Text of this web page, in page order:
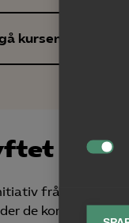
kursen
från
de kommande